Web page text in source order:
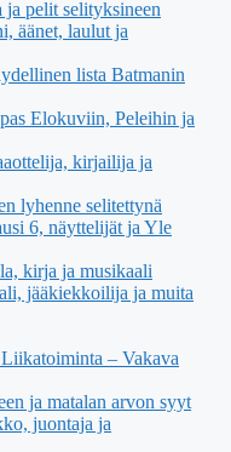
pelit selityksineen
äänet, laulut ja
lista Batmanin
Elokuviin, Peleihin ja
kirjailija ja
lyhenne selitettynä
6, näyttelijät ja Yle
kirja ja musikaali
jääkiekkoilija ja muita
– Vakava
ja matalan arvon syyt
juontaja ja